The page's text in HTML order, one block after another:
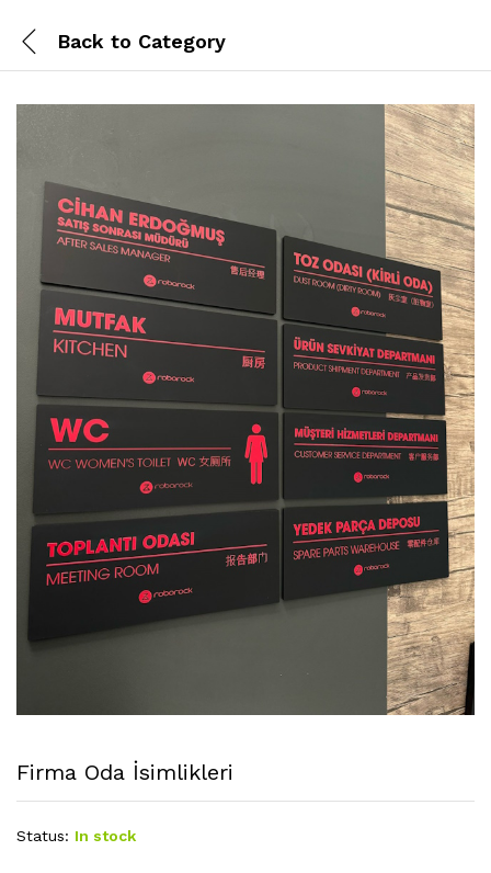
Back to Category
Firma Oda İsimlikleri
Status: In stock